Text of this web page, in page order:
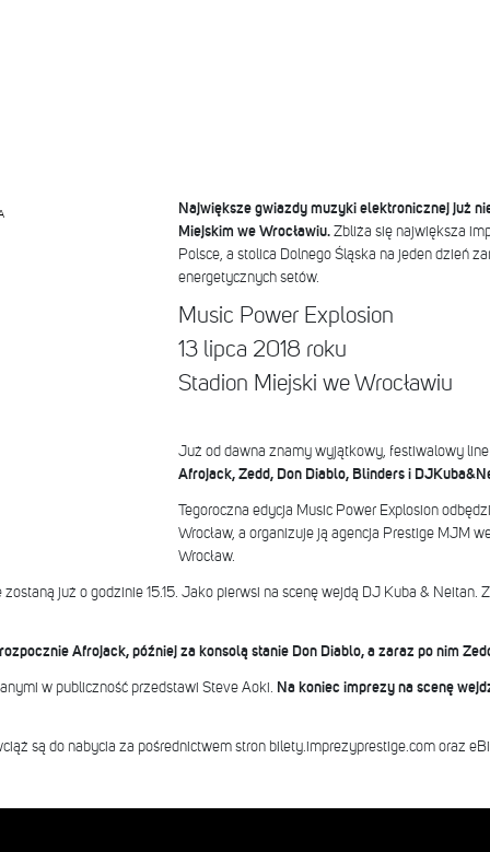
Największe gwiazdy muzyki elektronicznej już
Miejskim we Wrocławiu.Zbliża się największa
Polsce, a stolica Dolnego Śląska na jeden dzień
energetycznych setów.
Music Power Explosion
13 lipca 2018 roku
Stadion Miejski we Wrocławiu
Już od dawna znamy wyjątkowy, festiwalowy
Afrojack, Zedd, Don Diablo, Blinders i
Tegoroczna edycja Music Power Explosion
Wrocław, a organizuje ją agencja Prestige MJM
Wrocław.
już o godzinie 15.15. Jako pierwsi na scenę wejdą DJ Kuba & Neitan.
Afrojack, później za konsolą stanie Don Diablo, a zaraz po nim
w publiczność przedstawi Steve Aoki. Na koniec imprezy na scenę
są do nabycia za pośrednictwem stron bilety.imprezyprestige.com oraz